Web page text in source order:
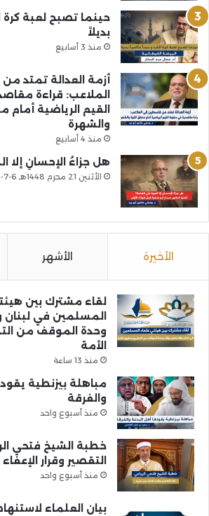
حينما تصبح لعبة كرة
بديلاً
منذ 3 أسابيع
أزمة العدالة تمتد
الملاعب: قراءة
القيم الرياضية
والشهرة
منذ 4 أسابيع
هل جزاءُ الإحسانِ إلا
الأثنين 21 محرم 1448هـ 6-7-2026م
الأخيرة الأشهر
لقاء مشترك بين
المسلمين في
وحدة الموقف من
الأمة
منذ 13 ساعة
مباهلة بيزنطية
والفرقة
منذ أسبوع واحد
خطبة الشيخ فتحي
التقصير وقرار
منذ أسبوع واحد
بيان العلماء